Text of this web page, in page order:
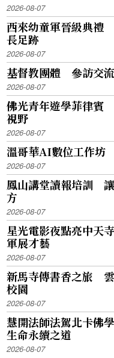
2026-08-07
西來幼童軍晉級典禮
長足跡
2026-08-07
基督教團體 參訪交
2026-08-07
佛光青年遊學菲律賓
視野
2026-08-07
溫哥華AI數位工作坊
2026-08-07
鳳山講堂讀報培訓
方
2026-08-07
星光電影夜點亮中天
軍展才藝
2026-08-07
新馬寺傳書香之旅
校園
2026-08-07
慧開法師法駕北卡佛
生命永續之道
2026-08-07